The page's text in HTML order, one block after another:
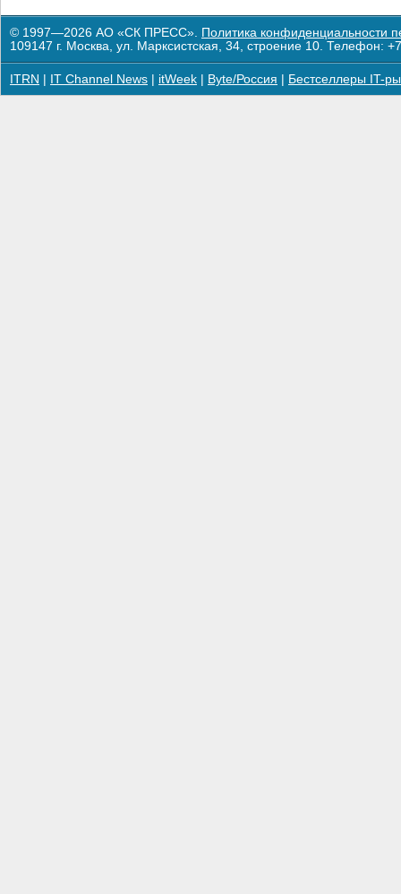
© 1997—2026 АО «СК ПРЕСС». Политика конфиденциальности
109147 г. Москва, ул. Марксистская, 34, строение 10. Телефон:
ITRN IT Channel News itWeek Byte/Россия Бестселлеры IT-